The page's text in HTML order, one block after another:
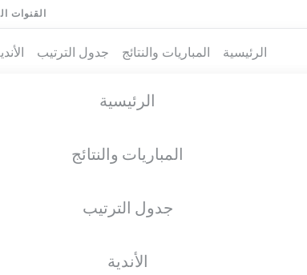
القنوات
الرئيسية المباريات والنتائج جدول الترتيب
الرئيسية
المباريات والنتائج
جدول الترتيب
الأندية